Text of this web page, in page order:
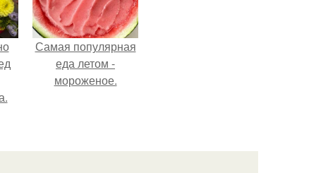
Самая популярная
еда летом -
мороженое.